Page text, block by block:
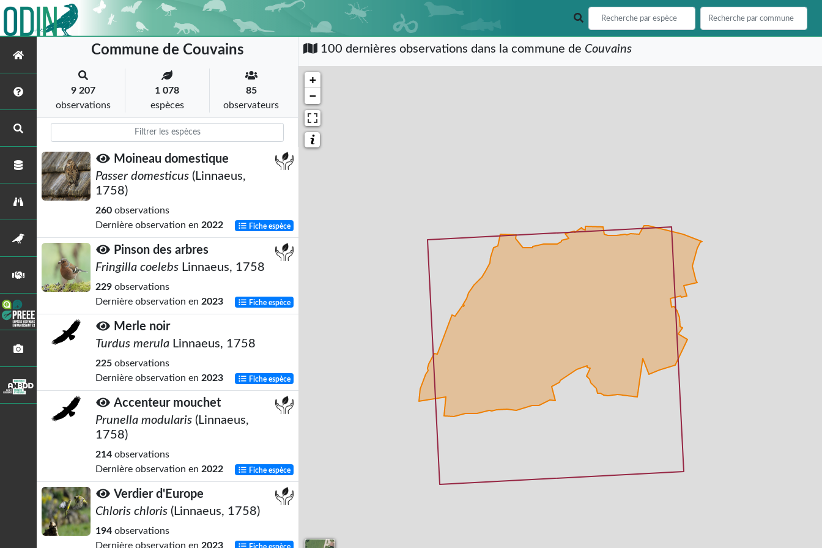
Commune de Couvains
9 207
observations
1 078
espèces
85
observateurs
Moineau domestique
Passer domesticus (Linnaeus,
1758)
260 observations
Dernière observation en 2022 Fiche espèce
Pinson des arbres
Fringilla coelebs Linnaeus, 1758
229 observations
Dernière observation en 2023 Fiche espèce
Merle noir
Turdus merula Linnaeus, 1758
225 observations
Dernière observation en 2023 Fiche espèce
Accenteur mouchet
Prunella modularis (Linnaeus,
1758)
214 observations
Dernière observation en 2022 Fiche espèce
Verdier d'Europe
Chloris chloris (Linnaeus, 1758)
194 observations
Dernière observation en 2023 Fiche espèce
100 dernières observations dans la commune de Couvains
+
−